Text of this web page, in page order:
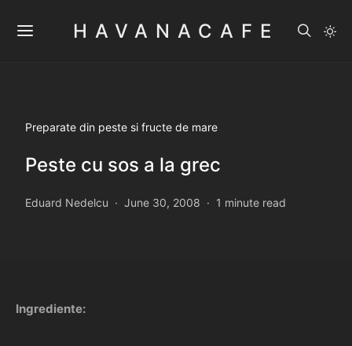
HAVANACAFE
Preparate din peste si fructe de mare
Peste cu sos a la grec
Eduard Nedelcu June 30, 2008 1 minute read
Ingrediente: